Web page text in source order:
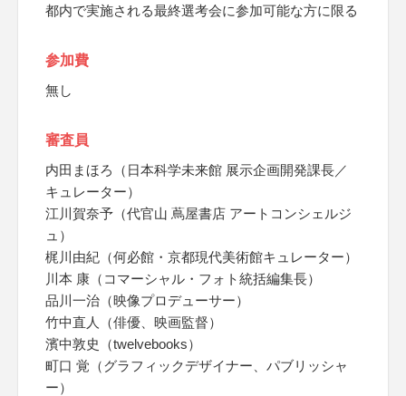
都内で実施される最終選考会に参加可能な方に限る
参加費
無し
審査員
内田まほろ（日本科学未来館 展示企画開発課長／
キュレーター）
江川賀奈予（代官山 蔦屋書店 アートコンシェルジ
ュ）
梶川由紀（何必館・京都現代美術館キュレーター）
川本 康（コマーシャル・フォト統括編集長）
品川一治（映像プロデューサー）
竹中直人（俳優、映画監督）
濱中敦史（twelvebooks）
町口 覚（グラフィックデザイナー、パブリッシャ
ー）